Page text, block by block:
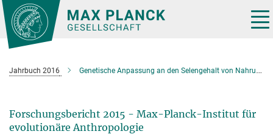
Hauptinhalt
Jahrbuch 2016 Genetische Anpassung an den Selengehalt von Nahrung in der jüngsten Menschheitsgeschichte
Forschungsbericht 2015 - Max-Planck-Institut für
evolutionäre Anthropologie